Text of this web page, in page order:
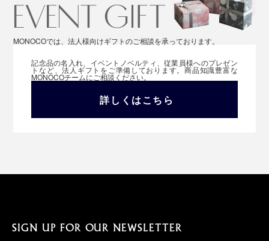
MONOCOでは、法人様向けギフトのご相談を承っております。
記念品の名入れ、イベントノベルティ、従業員様へのプレゼン
トなど、法人ギフトをご準備しております。商品知識豊富な
MONOCOチームにご相談ください。
詳しくはこちら
SIGN UP FOR OUR NEWSLETTER